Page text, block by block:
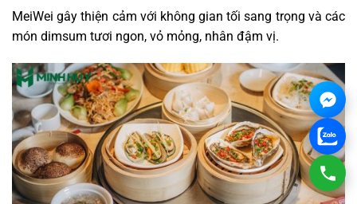
MeiWei gây thiện cảm với không gian tối sang trọng và các
món dimsum tươi ngon, vỏ mỏng, nhân đậm vị.